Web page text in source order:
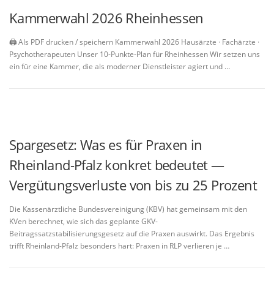
Kammerwahl 2026 Rheinhessen
🖨️ Als PDF drucken / speichern Kammerwahl 2026 Hausärzte · Fachärzte ·
Psychotherapeuten Unser 10-Punkte-Plan für Rheinhessen Wir setzen uns
ein für eine Kammer, die als moderner Dienstleister agiert und …
Spargesetz: Was es für Praxen in
Rheinland-Pfalz konkret bedeutet —
Vergütungsverluste von bis zu 25 Prozent
Die Kassenärztliche Bundesvereinigung (KBV) hat gemeinsam mit den
KVen berechnet, wie sich das geplante GKV-
Beitragssatzstabilisierungsgesetz auf die Praxen auswirkt. Das Ergebnis
trifft Rheinland-Pfalz besonders hart: Praxen in RLP verlieren je …